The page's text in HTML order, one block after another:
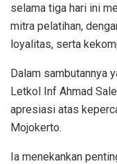
selama tiga hari ini
mitra pelatihan,
loyalitas, serta
Dalam sambutannya
Letkol Inf Ahmad
apresiasi atas
Mojokerto.
Ia menekankan